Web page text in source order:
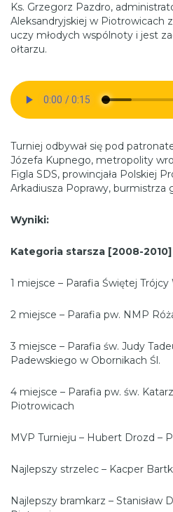
Ks. Grzegorz Pazdro,
Aleksandryjskiej w Piotrowicach
uczy młodych wspólnoty i jest
ołtarzu.
Turniej odbywał się pod
Józefa Kupnego, metropolity
Figla SDS, prowincjała Polskiej
Arkadiusza Poprawy, burmistrza
Wyniki:
Kategoria starsza [2008-2010]
1 miejsce – Parafia Świętej Trójcy
2 miejsce – Parafia pw. NMP
3 miejsce – Parafia św. Judy
Padewskiego w Obornikach Śl.
4 miejsce – Parafia pw. św.
Piotrowicach
MVP Turnieju – Hubert Drozd –
Najlepszy strzelec – Kacper
Najlepszy bramkarz – Stanisław